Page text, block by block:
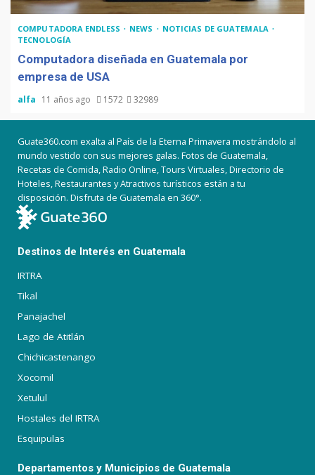
COMPUTADORA ENDLESS NEWS
NOTICIAS DE GUATEMALA
TECNOLOGÍA
Computadora diseñada en Guatemala por
empresa de USA
alfa 11 años ago 1572 32989
Guate360.com exalta al País de la Eterna Primavera mostrándolo al
mundo vestido con sus mejores galas. Fotos de Guatemala,
Recetas de Comida, Radio Online, Tours Virtuales, Directorio de
Hoteles, Restaurantes y Atractivos turísticos están a tu
disposición. Disfruta de Guatemala en 360°.
Destinos de Interés en Guatemala
IRTRA
Tikal
Panajachel
Lago de Atitlán
Chichicastenango
Xocomil
Xetulul
Hostales del IRTRA
Esquipulas
Departamentos y Municipios de Guatemala